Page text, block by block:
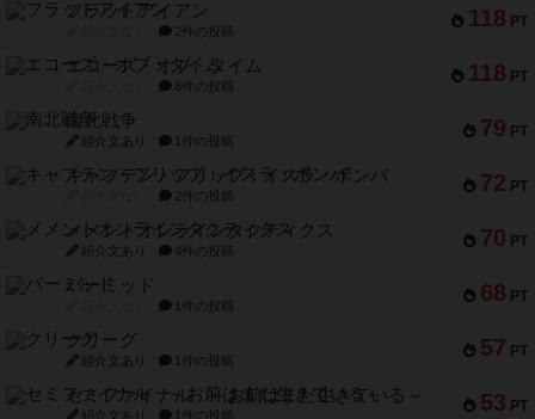
118 PT
フラットアイアン
2件の投稿
118 PT
エコーズ・オブ・タイム
8件の投稿
79 PT
南北戦争
紹介文あり 1件の投稿
72 PT
キャプテン・フリップ：イスラ・ボンバ
2件の投稿
70 PT
メメントオンラインタクティクス
紹介文あり 4件の投稿
68 PT
パーミッド
1件の投稿
57 PT
クリーグ
紹介文あり 1件の投稿
53 PT
セミファイナル ～お前はまだ生きている～
紹介文あり 1件の投稿